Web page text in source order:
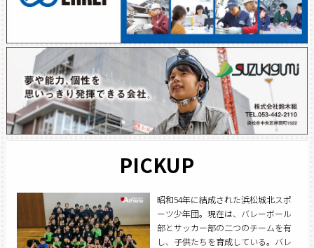
PICKUP
昭和54年に結成された浜松城北スポ
ーツ少年団。現在は、バレーボール
部とサッカー部の二つのチームを有
し、子供たちを育成している。バレ